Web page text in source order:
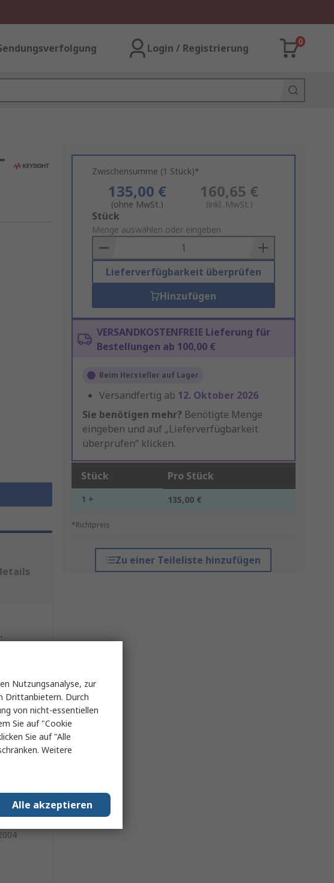
Login / Registrierung
0
Zwischensumme (1 Stück)*
135,00 €
(ohne MwSt.)
160,65 €
(inkl. MwSt.)
Add
to
Basket
Stück
Menge auswählen oder eingeben
Lieferverfügbarkeit überprüfen
Hinzufügen
VERSANDKOSTENFREIE Lieferung für
Bestellungen ab 100,00 €
Beim Hersteller auf Lager
Versandfertig ab 12. Oktober 2026
Sie benötigen mehr? Benötigte Menge
eingeben und auf „Lieferverfügbarkeit
überprüfen“ klicken.
Stück Pro Stück
1 + 135,00 €
*Richtpreis
Zu einer Teileliste hinzufügen
Nutzungsanalyse, zur
Drittanbietern. Durch
von nicht-essentiellen
Sie auf "Cookie
Sie auf "Alle
Weitere
Alle akzeptieren